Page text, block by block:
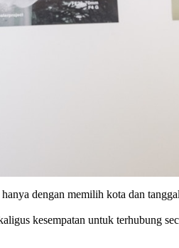
dengan memilih kota dan
kesempatan untuk terhubung